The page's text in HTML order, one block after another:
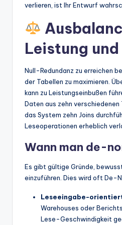
verlieren, ist Ihr Entwurf
Leistung
Null-Redundanz zu erreichen
der Tabellen zu maximieren.
kann zu Leistungseinbußen
Daten aus zehn
das System zehn Joins
Leseoperationen erheblich
Wann man de-
Es gibt gültige Gründe,
einzuführen. Dies wird oft De-
Leseeingabe-
Warehouses oder
Lese-Geschwindigkeit